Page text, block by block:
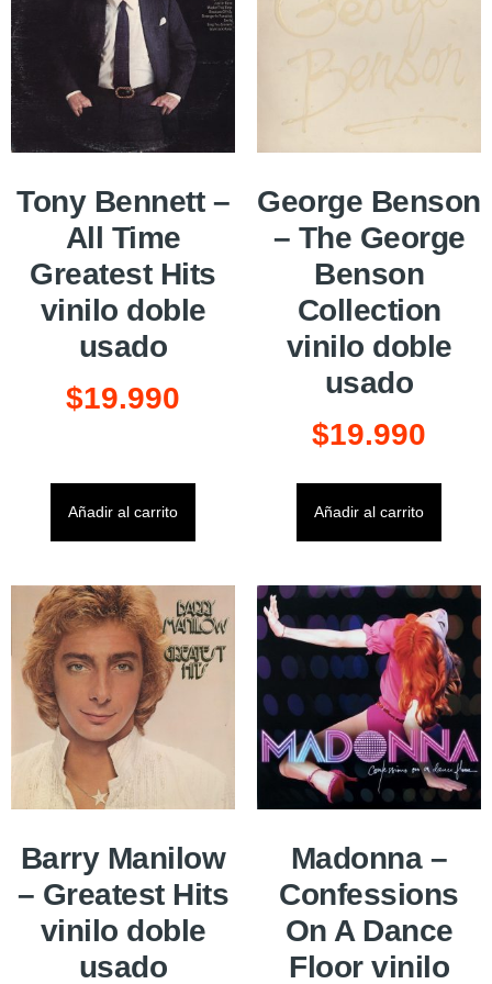
Tony Bennett –
All Time
Greatest Hits
vinilo doble
usado
$19.990
Añadir al carrito
George Benson
– The George
Benson
Collection
vinilo doble
usado
$19.990
Añadir al carrito
Barry Manilow
– Greatest Hits
vinilo doble
usado
Madonna –
Confessions
On A Dance
Floor vinilo